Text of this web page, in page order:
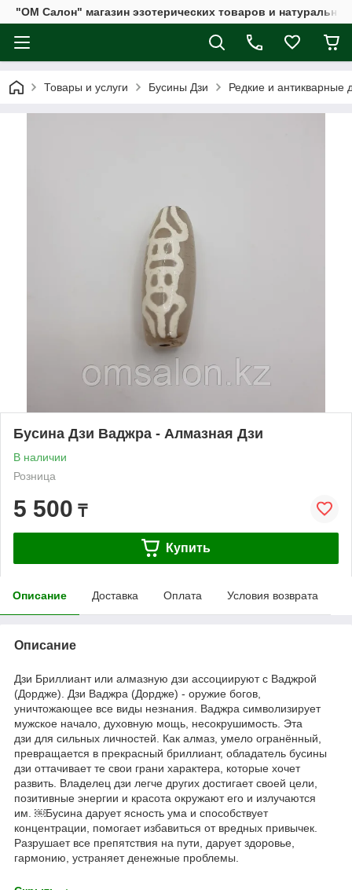
"ОМ Салон" магазин эзотерических товаров и
Товары и услуги Бусины Дзи Редкие и антикварные
Бусина Дзи Ваджра - Алмазная Дзи
В наличии
Розница
5 500 ₸
Купить
Описание Доставка Оплата Условия возврата
Описание
Дзи Бриллиант или алмазную дзи ассоциируют с Ваджрой
(Дордже). Дзи Ваджра (Дордже) - оружие богов,
уничтожающее все виды незнания. Ваджра символизирует
мужское начало, духовную мощь, несокрушимость. Эта
дзи для сильных личностей. Как алмаз, умело огранённый,
превращается в прекрасный бриллиант, обладатель бусины
дзи оттачивает те свои грани характера, которые хочет
развить. Владелец дзи легче других достигает своей цели,
позитивные энергии и красота окружают его и излучаются
им. ￼Бусина дарует ясность ума и способствует
концентрации, помогает избавиться от вредных привычек.
Разрушает все препятствия на пути, дарует здоровье,
гармонию, устраняет денежные проблемы.